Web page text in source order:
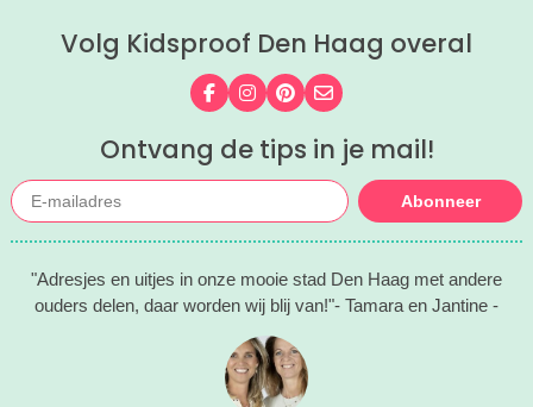
Volg Kidsproof Den Haag overal
Volg ons op Facebook
Volg ons op Instagram
Volg ons op Pinterest
Mail ons
Ontvang de tips in je mail!
Abonneer
"Adresjes en uitjes in onze mooie stad Den Haag met andere
ouders delen, daar worden wij blij van!"- Tamara en Jantine -